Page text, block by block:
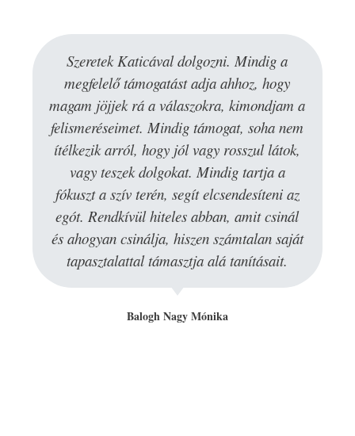
Szeretek Katicával dolgozni. Mindig a
megfelelő támogatást adja ahhoz, hogy
magam jöjjek rá a válaszokra, kimondjam a
felismeréseimet. Mindig támogat, soha nem
ítélkezik arról, hogy jól vagy rosszul látok,
vagy teszek dolgokat. Mindig tartja a
fókuszt a szív terén, segít elcsendesíteni az
egót. Rendkívül hiteles abban, amit csinál
és ahogyan csinálja, hiszen számtalan saját
tapasztalattal támasztja alá tanításait.
Balogh Nagy Mónika